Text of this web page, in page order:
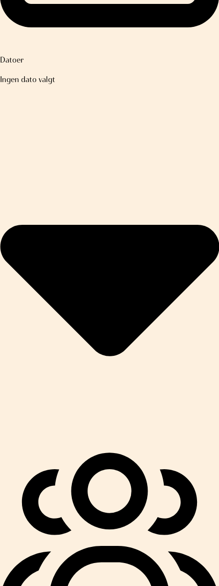
Datoer
Ingen dato valgt